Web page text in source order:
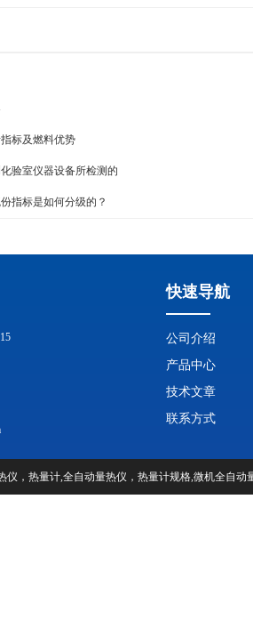
标及燃料优势
验室仪器设备所检测的
指标是如何分级的？
快速导航
公司介绍
产品中心
技术文章
联系方式
仪，热量计,全自动量热仪，热量计规格,微机全自